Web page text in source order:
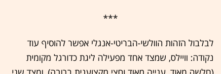
***
לבלבול הזהות הוולשי-הבריטי-אנגלי אפשר להוסיף עוד
נקודה: וויילס, שמצד אחד מפעילה ליגת כדורגל מקומית